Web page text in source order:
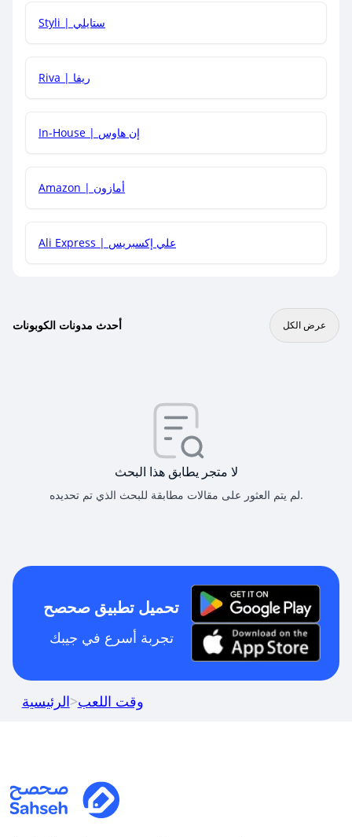
هل يمكنني جمع كود خصم مع العروض الأخرى؟
Styli | ستايلي
Riva | ريفا
In-House | إن هاوس
Amazon | أمازون
Ali Express | علي إكسبريس
أحدث مدونات الكوبونات عرض الكل
لا متجر يطابق هذا البحث
لم يتم العثور على مقالات مطابقة للبحث الذي تم تحديده.
تحميل تطبيق صحصح
تجربة أسرع في جيبك
الرئيسية>وقت اللعب